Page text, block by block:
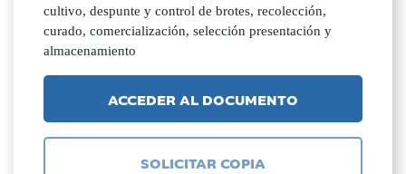
cultivo, despunte y control de brotes, recolección,
curado, comercialización, selección presentación y
almacenamiento
ACCEDER AL DOCUMENTO
SOLICITAR COPIA